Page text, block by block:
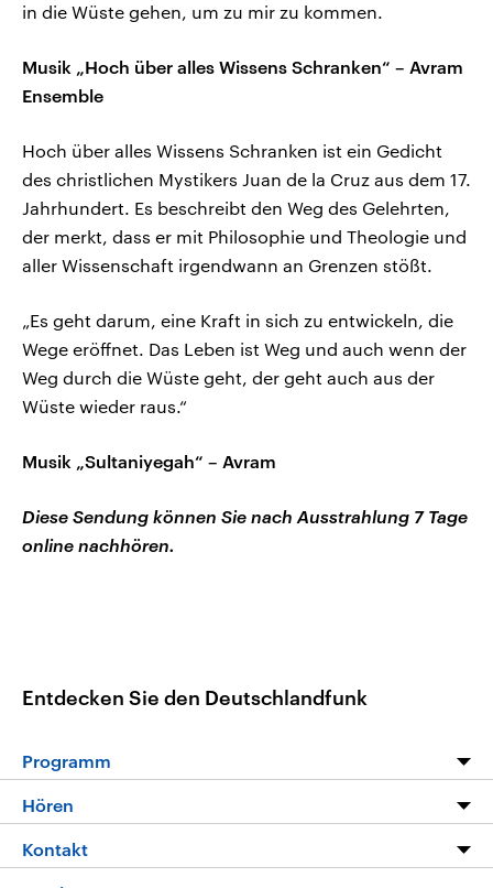
in die Wüste gehen, um zu mir zu kommen.
Musik „Hoch über alles Wissens Schranken“ – Avram
Ensemble
Hoch über alles Wissens Schranken ist ein Gedicht
des christlichen Mystikers Juan de la Cruz aus dem 17.
Jahrhundert. Es beschreibt den Weg des Gelehrten,
der merkt, dass er mit Philosophie und Theologie und
aller Wissenschaft irgendwann an Grenzen stößt.
„Es geht darum, eine Kraft in sich zu entwickeln, die
Wege eröffnet. Das Leben ist Weg und auch wenn der
Weg durch die Wüste geht, der geht auch aus der
Wüste wieder raus.“
Musik „Sultaniyegah“ – Avram
Diese Sendung können Sie nach Ausstrahlung 7 Tage
online nachhören.
Entdecken Sie den Deutschlandfunk
Programm
Programm
Die Nachrichten
Hören
Livestream
Kontakt